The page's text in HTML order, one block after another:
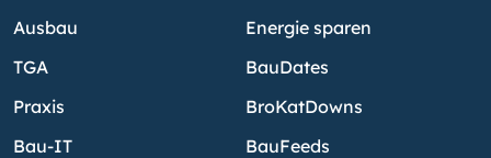
Ausbau
TGA
Praxis
Bau-IT
Energie sparen
BauDates
BroKatDowns
BauFeeds